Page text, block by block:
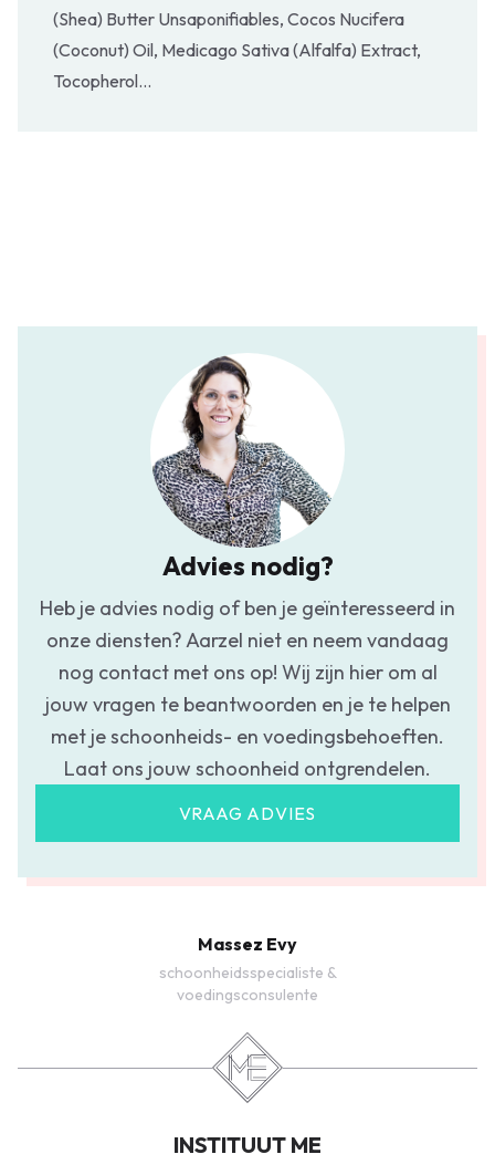
(Shea) Butter Unsaponifiables, Cocos Nucifera
(Coconut) Oil, Medicago Sativa (Alfalfa) Extract,
Tocopherol...
Advies nodig?
Heb je advies nodig of ben je geïnteresseerd in
onze diensten? Aarzel niet en neem vandaag
nog contact met ons op! Wij zijn hier om al
jouw vragen te beantwoorden en je te helpen
met je schoonheids- en voedingsbehoeften.
Laat ons jouw schoonheid ontgrendelen.
VRAAG ADVIES
Massez Evy
schoonheidsspecialiste &
voedingsconsulente
INSTITUUT ME